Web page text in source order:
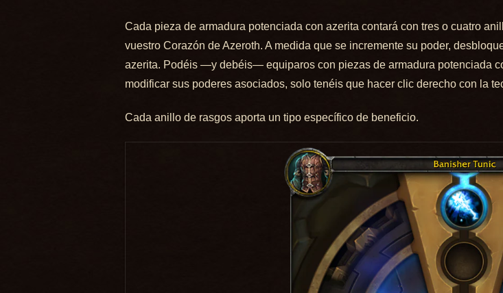
Cada pieza de armadura potenciada con azerita contará con tres o cuatro
vuestro Corazón de Azeroth. A medida que se incremente su poder,
azerita. Podéis —y debéis— equiparos con piezas de armadura potenciada
modificar sus poderes asociados, solo tenéis que hacer clic derecho con la
Cada anillo de rasgos aporta un tipo específico de beneficio.